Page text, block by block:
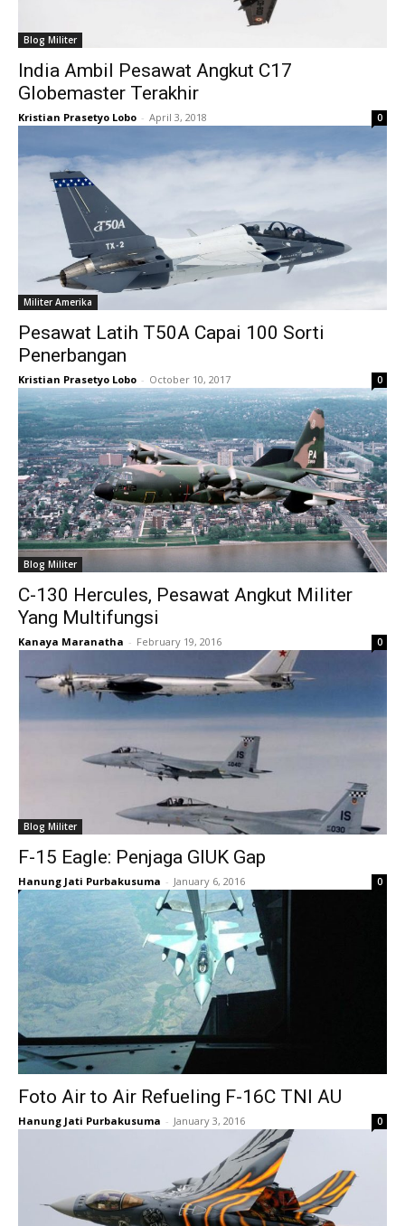
Blog Militer
India Ambil Pesawat Angkut C17
Globemaster Terakhir
Kristian Prasetyo Lobo - April 3, 2018 0
Militer Amerika
Pesawat Latih T50A Capai 100 Sorti
Penerbangan
Kristian Prasetyo Lobo - October 10, 2017 0
Blog Militer
C-130 Hercules, Pesawat Angkut Militer
Yang Multifungsi
Kanaya Maranatha - February 19, 2016 0
Blog Militer
F-15 Eagle: Penjaga GIUK Gap
Hanung Jati Purbakusuma - January 6, 2016 0
Foto Air to Air Refueling F-16C TNI AU
Hanung Jati Purbakusuma - January 3, 2016 0